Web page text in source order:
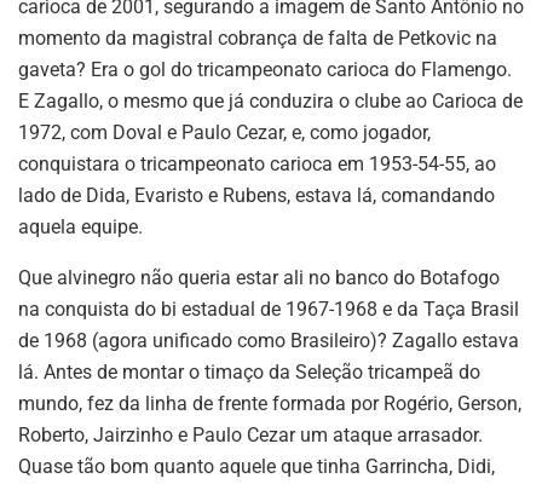
carioca de 2001, segurando a imagem de Santo Antônio no
momento da magistral cobrança de falta de Petkovic na
gaveta? Era o gol do tricampeonato carioca do Flamengo.
E Zagallo, o mesmo que já conduzira o clube ao Carioca de
1972, com Doval e Paulo Cezar, e, como jogador,
conquistara o tricampeonato carioca em 1953-54-55, ao
lado de Dida, Evaristo e Rubens, estava lá, comandando
aquela equipe.
Que alvinegro não queria estar ali no banco do Botafogo
na conquista do bi estadual de 1967-1968 e da Taça Brasil
de 1968 (agora unificado como Brasileiro)? Zagallo estava
lá. Antes de montar o timaço da Seleção tricampeã do
mundo, fez da linha de frente formada por Rogério, Gerson,
Roberto, Jairzinho e Paulo Cezar um ataque arrasador.
Quase tão bom quanto aquele que tinha Garrincha, Didi,